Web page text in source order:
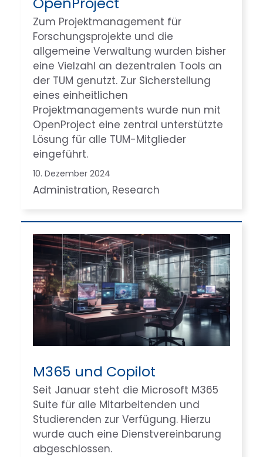
Zum Projektmanagement für
Forschungsprojekte und die
allgemeine Verwaltung wurden bisher
eine Vielzahl an dezentralen Tools an
der TUM genutzt. Zur Sicherstellung
eines einheitlichen
Projektmanagements wurde nun mit
OpenProject eine zentral unterstützte
Lösung für alle TUM-Mitglieder
eingeführt.
10. Dezember 2024
Administration, Research
M365 und Copilot
Seit Januar steht die Microsoft M365
Suite für alle Mitarbeitenden und
Studierenden zur Verfügung. Hierzu
wurde auch eine Dienstvereinbarung
abgeschlossen.